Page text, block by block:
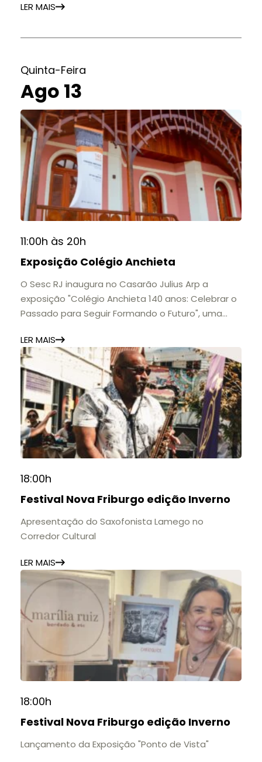
LER MAIS
Quinta-Feira
Ago 13
11:00h às 20h
Exposição Colégio Anchieta
O Sesc RJ inaugura no Casarão Julius Arp a
exposição "Colégio Anchieta 140 anos: Celebrar o
Passado para Seguir Formando o Futuro", uma
importantes instituições de ensino de Nova
Friburgo e do Brasil.
A mostra convida o público a conhecer o legado
do Colégio Anchieta por meio de documentos,
histórias e marcos que evidenciam sua
contribuição para a educação, a cultura e a
formação de gerações.
📍 Casarão Julius Arp
📅 Até 30 de setembro
11h às 17h
🎟️ Entrada gratuita.
LER MAIS
18:00h
Festival Nova Friburgo edição Inverno
Apresentação do Saxofonista Lamego no
Corredor Cultural
LER MAIS
18:00h
Festival Nova Friburgo edição Inverno
Lançamento da Exposição "Ponto de Vista"